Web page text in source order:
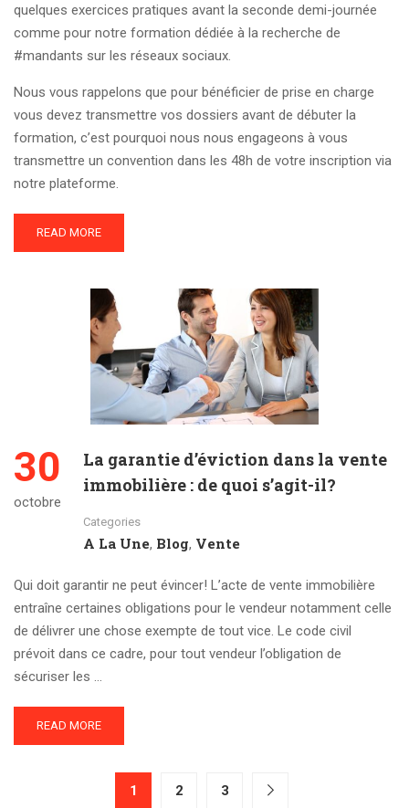
quelques exercices pratiques avant la seconde demi-journée
comme pour notre formation dédiée à la recherche de
#mandants sur les réseaux sociaux.
Nous vous rappelons que pour bénéficier de prise en charge
vous devez transmettre vos dossiers avant de débuter la
formation, c’est pourquoi nous nous engageons à vous
transmettre un convention dans les 48h de votre inscription via
notre plateforme.
READ MORE
30
octobre
La garantie d’éviction dans la vente
immobilière : de quoi s’agit-il?
Categories
A La Une, Blog, Vente
Qui doit garantir ne peut évincer! L’acte de vente immobilière
entraîne certaines obligations pour le vendeur notamment celle
de délivrer une chose exempte de tout vice. Le code civil
prévoit dans ce cadre, pour tout vendeur l’obligation de
sécuriser les …
READ MORE
1 2 3